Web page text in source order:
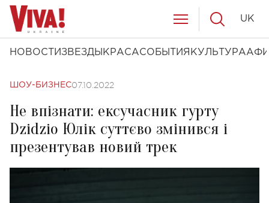
НОВОСТИ ЗВЕЗДЫ КРАСАСОБЫТИЯ КУЛЬТУРА
UK
ШОУ-БИЗНЕС07.10.2022
Не впізнати: ексучасник гурту
Dzidzio Юлік суттєво змінився і
презентував новий трек